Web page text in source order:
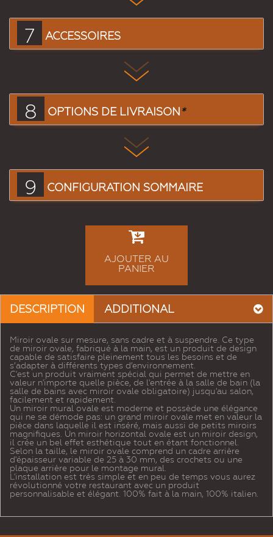
7 ACCESSOIRES
8 OPTIONS DE LIVRAISON*
9 CONFIGURATION SOMMAIRE
AJOUTER AU
PANIER
DESCRIPTION ADDITIONAL
Miroir ovale sur mesure, sans cadre et à suspendre. Ce type
de miroir ovale, fabriqué à la main, est un produit de design
capable de satisfaire pleinement tous les besoins et de
s’adapter à différents types d’environnement.
C'est un produit vraiment spécial qui permet de mettre en
valeur n'importe quelle pièce, de l'entrée à la salle de bain (la
salle de bains avec miroir ovale obligatoire) jusqu'au salon,
facilement et rapidement.
Un miroir mural ovale est moderne et possède une élégance
qui ne se démode pas: un grand miroir ovale met en valeur la
pièce dans laquelle il est inséré, mais aussi de petits miroirs
magnifiques. Un miroir horizontal ovale est un miroir design,
il crée un bel effet esthétique tout en étant fonctionnel.
Selon la taille, le miroir ovale comprend un cadre arrière
d'épaisseur variable de 25 à 30 mm, des crochets ou une
plaque arrière pour le montage mural.
L'installation est très simple et en peu de temps vous aurez
révolutionné votre restaurant avec un produit
personnalisable et élégant. 100% fait à la main, 100% italien.